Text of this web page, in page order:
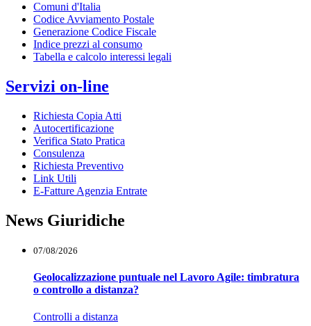
Comuni d'Italia
Codice Avviamento Postale
Generazione Codice Fiscale
Indice prezzi al consumo
Tabella e calcolo interessi legali
Servizi on-line
Richiesta Copia Atti
Autocertificazione
Verifica Stato Pratica
Consulenza
Richiesta Preventivo
Link Utili
E-Fatture Agenzia Entrate
News Giuridiche
07/08/2026
Geolocalizzazione puntuale nel Lavoro Agile: timbratura
o controllo a distanza?
Controlli a distanza